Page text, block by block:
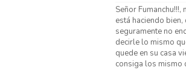
Señor
está haciendo
seguramente no
decirle lo mismo
quede en su casa
consiga los mismo